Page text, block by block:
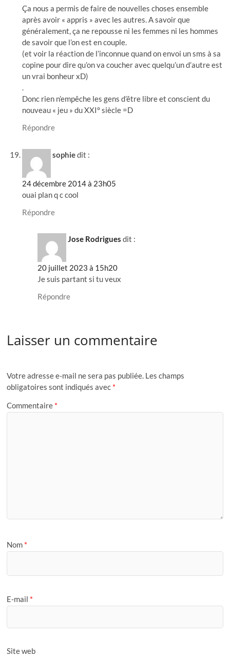
Ça nous a permis de faire de nouvelles choses ensemble
après avoir « appris » avec les autres. A savoir que
généralement, ça ne repousse ni les femmes ni les hommes
de savoir que l’on est en couple.
(et voir la réaction de l’inconnue quand on envoi un sms à sa
copine pour dire qu’on va coucher avec quelqu’un d’autre est
un vrai bonheur xD)
.
Donc rien n’empêche les gens d’être libre et conscient du
nouveau « jeu » du XXI° siècle =D
Répondre
sophiedit :
24 décembre 2014 à 23h05
ouai plan q c cool
Répondre
Jose Rodrigues dit :
20 juillet 2023 à 15h20
Je suis partant si tu veux
Répondre
Laisser un commentaire
Votre adresse e-mail ne sera pas publiée. Les champs
obligatoires sont indiqués avec *
Commentaire *
Nom *
E-mail *
Site web